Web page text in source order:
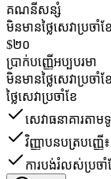
គណនី​សន្សំ
មិនមានថ្លៃសេវាប្រចាំខែ
$២០
ប្រាក់បញ្ញើអប្បបរមា
មិនមានថ្លៃសេវាប្រចាំខែ
ថ្លៃសេវាប្រចាំខែ
សេវាធនាគារតាម
វិញ្ញាបនបត្របញ្ញ
ការបង់រំលស់ប្រចាំ